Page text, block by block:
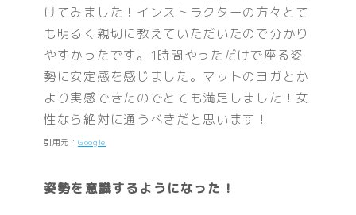
けてみました！インストラクターの方々とて
も明るく親切に教えていただいたので分かり
やすかったです。1時間やっただけで座る姿
勢に安定感を感じました。マットのヨガとか
より実感できたのでとても満足しました！女
性なら絶対に通うべきだと思います！
引用元： Google
姿勢を意識するようになった！